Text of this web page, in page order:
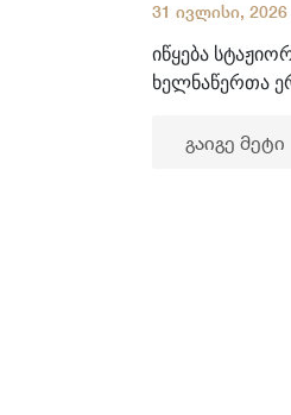
31 ივლისი, 2026
იწყება
ხელნაწერთა
გაიგე მეტი